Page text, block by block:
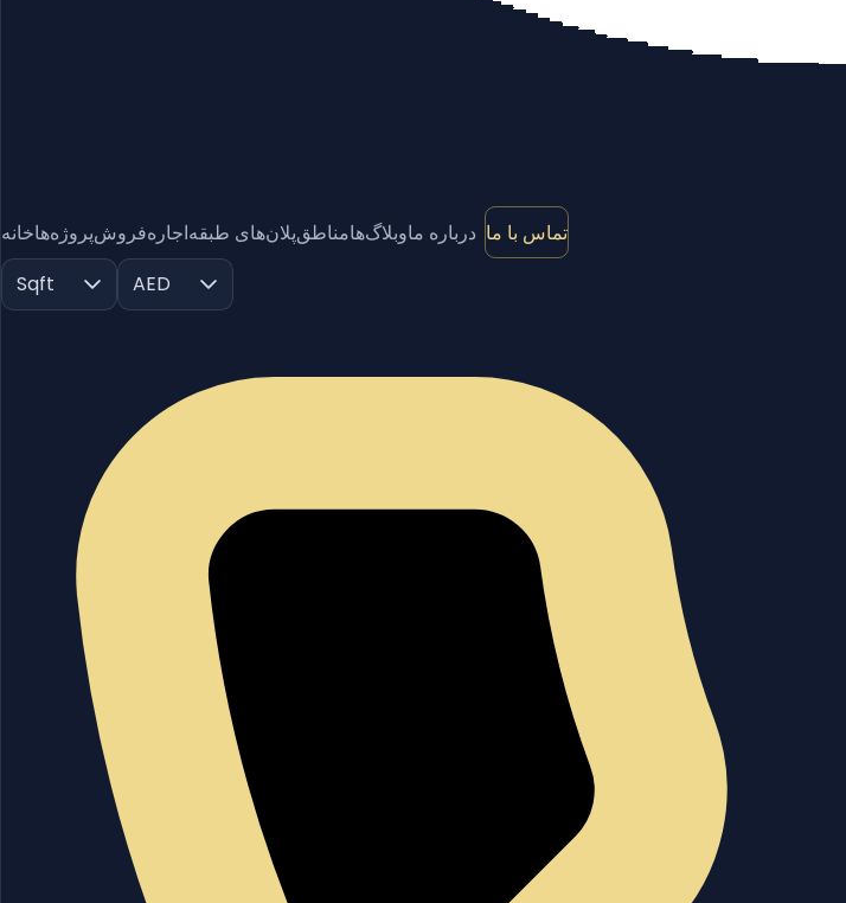
خانهپروژه‌هافروشاجارهپلان‌های طبقهمناطقوبلاگ‌هادرباره ما تماس با ما
Sqft
AED